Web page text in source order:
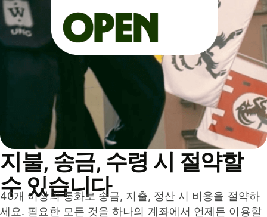
지불, 송금, 수령 시 절약할
수 있습니다
40개 이상의 통화로 송금, 지출, 정산 시 비용을 절약하
세요. 필요한 모든 것을 하나의 계좌에서 언제든 이용할